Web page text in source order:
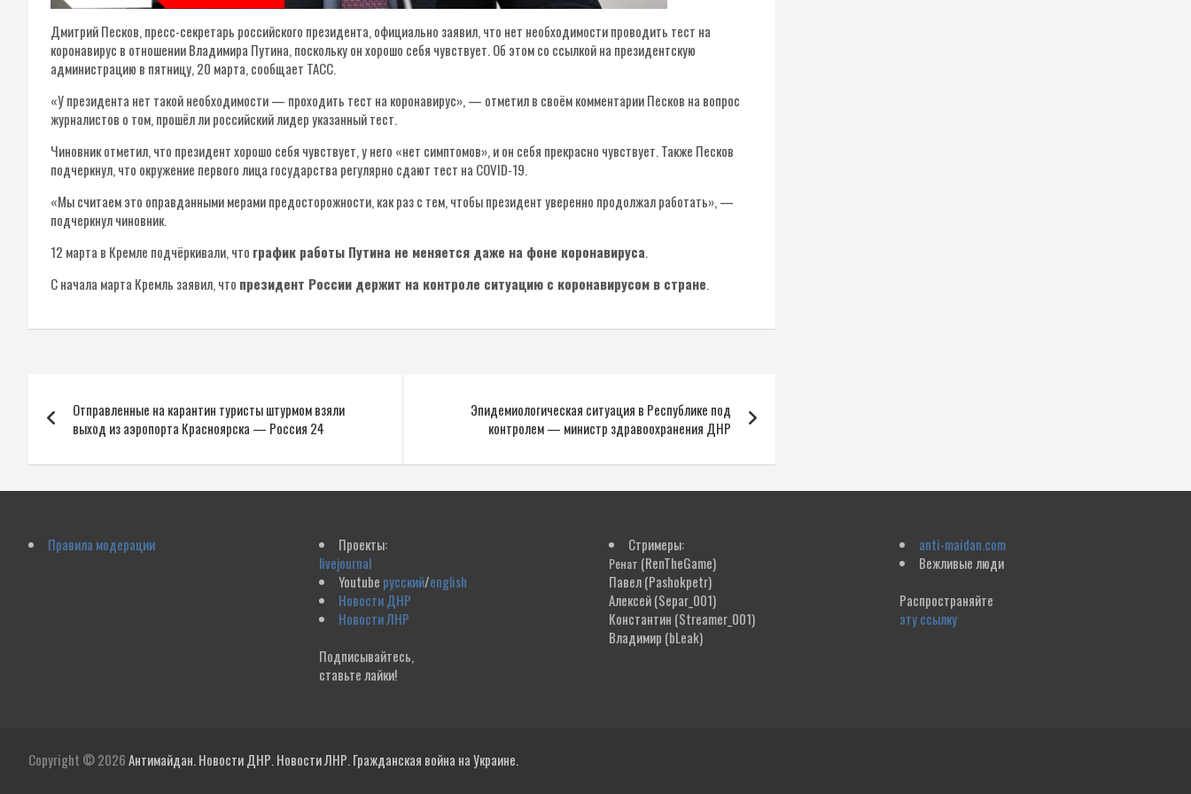
Дмитрий Песков, пресс-секретарь российского президента, официально заявил, что нет необходимости проводить тест на
коронавирус в отношении Владимира Путина, поскольку он хорошо себя чувствует. Об этом со ссылкой на президентскую
администрацию в пятницу, 20 марта, сообщает ТАСС.
«У президента нет такой необходимости — проходить тест на коронавирус», — отметил в своём комментарии Песков на вопрос
журналистов о том, прошёл ли российский лидер указанный тест.
Чиновник отметил, что президент хорошо себя чувствует, у него «нет симптомов», и он себя прекрасно чувствует. Также Песков
подчеркнул, что окружение первого лица государства регулярно сдают тест на COVID-19.
«Мы считаем это оправданными мерами предосторожности, как раз с тем, чтобы президент уверенно продолжал работать», —
подчеркнул чиновник.
12 марта в Кремле подчёркивали, что график работы Путина не меняется даже на фоне коронавируса.
С начала марта Кремль заявил, что президент России держит на контроле ситуацию с коронавирусом в стране.
по
записям
Отправленные на карантин туристы штурмом взяли
выход из аэропорта Красноярска — Россия 24
Эпидемиологическая ситуация в Республике под
контролем — министр здравоохранения ДНР
Правила модерации
Проекты:
livejournal
Youtube русский/english
Новости ДНР
Новости ЛНР
Подписывайтесь,
ставьте лайки!
Стримеры:
Ренат (RenTheGame)
Павел(Pashokpetr)
Алексей(Separ_001)
Константин (Streamer_001)
Владимир (bLeak)
anti-maidan.com
Вежливые люди
Распространяйте
эту ссылку
Copyright © 2026Антимайдан. Новости ДНР. Новости ЛНР. Гражданская война на Украине.